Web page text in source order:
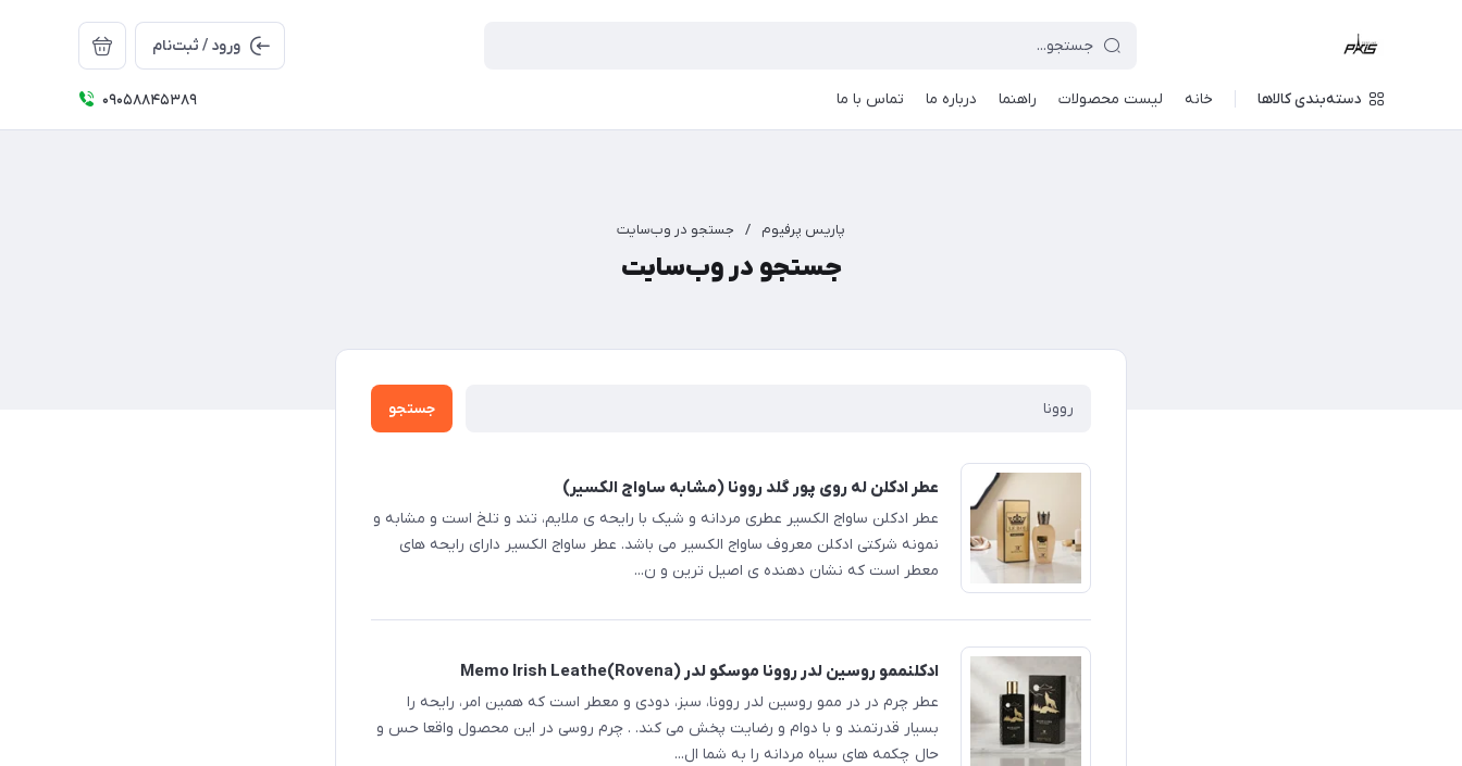
ورود / ثبت‌نام
دسته‌بندی کالاها خانه لیست محصولات راهنما درباره ما تماس با ما 09058845389
پاریس پرفیوم / جستجو در وب‌سایت
جستجو در وب‌سایت
جستجو
عطر ادکلن له روی پور گلد روونا (مشابه ساواج الکسیر)
عطر ادکلن ساواج الکسیر عطری مردانه و شیک با رایحه ی ملایم، تند و تلخ است و مشابه و
نمونه شرکتی ادکلن معروف ساواج الکسیر می باشد. عطر ساواج الکسیر دارای رایحه های
معطر است که نشان دهنده ی اصیل ترین و ن...
ادکلنممو روسین لدر روونا موسکو لدر (Rovena)Memo Irish Leathe
عطر چرم در در ممو روسین لدر روونا، سبز، دودی و معطر است که همین امر، رایحه را
بسیار قدرتمند و با دوام و رضایت پخش می کند. . چرم روسی در این محصول واقعا حس و
حال چکمه های سیاه مردانه را به شما ال...